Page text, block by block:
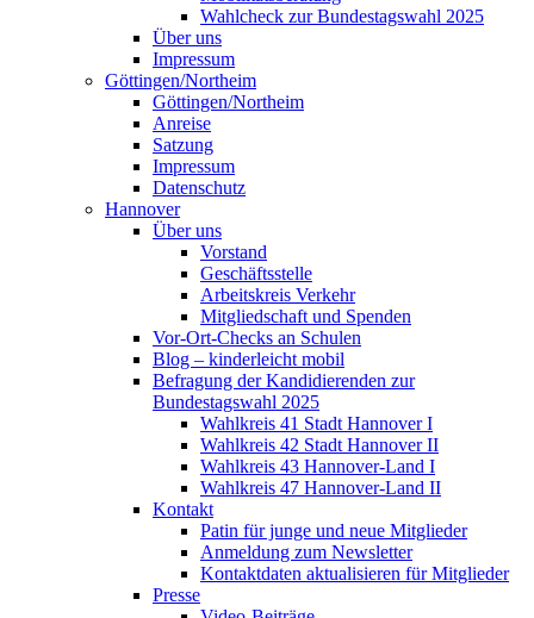
Wahlcheck zur Bundestagswahl 2025
Über uns
Impressum
Göttingen/Northeim
Göttingen/Northeim
Anreise
Satzung
Impressum
Datenschutz
Hannover
Über uns
Vorstand
Geschäftsstelle
Arbeitskreis Verkehr
Mitgliedschaft und Spenden
Vor-Ort-Checks an Schulen
Blog – kinderleicht mobil
Befragung der Kandidierenden zur
Bundestagswahl 2025
Wahlkreis 41 Stadt Hannover I
Wahlkreis 42 Stadt Hannover II
Wahlkreis 43 Hannover-Land I
Wahlkreis 47 Hannover-Land II
Kontakt
Patin für junge und neue Mitglieder
Anmeldung zum Newsletter
Kontaktdaten aktualisieren für Mitglieder
Presse